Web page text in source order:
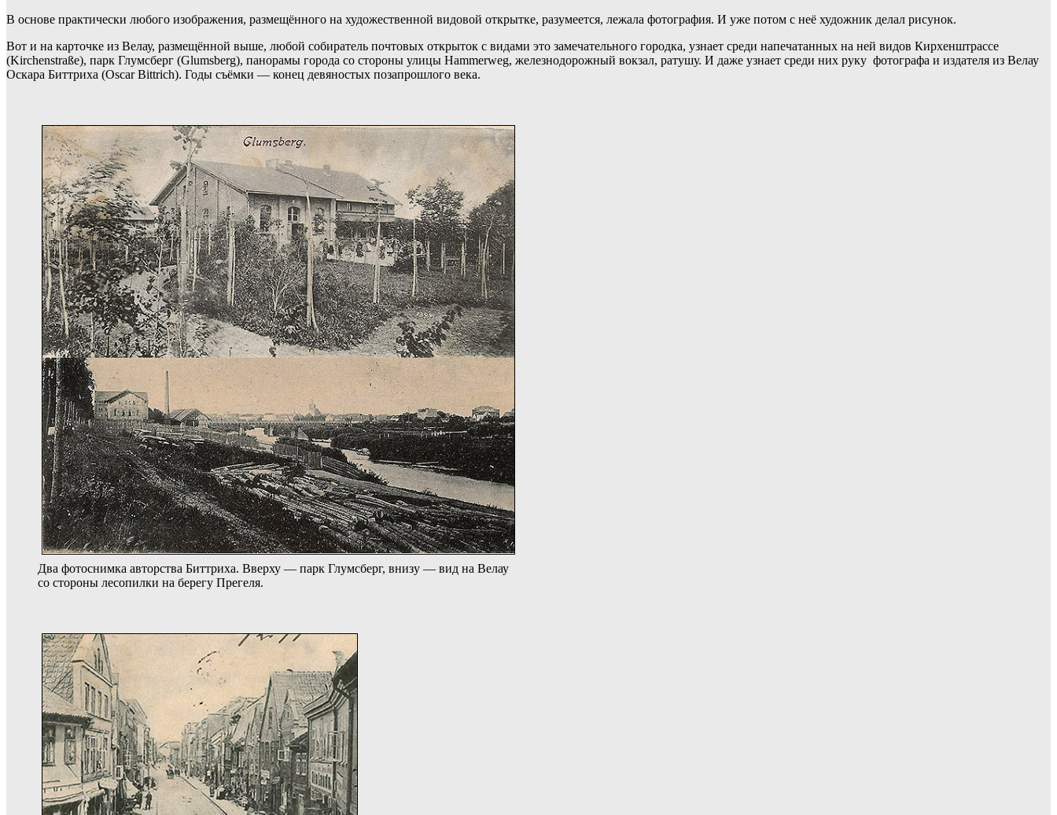
В основе практически любого изображения, размещённого на художественной видовой открытке, разумеется, лежала фотография. И уже потом с неё художник делал рисунок.
Вот и на карточке из Велау, размещённой выше, любой собиратель почтовых открыток с видами это замечательного городка, узнает среди напечатанных на ней видов Кирхенштрассе
(Kirchenstraße), парк Глумсберг (Glumsberg), панорамы города со стороны улицы Hammerweg, железнодорожный вокзал, ратушу. И даже узнает среди них руку фотографа и издателя из Велау
Оскара Биттриха (Oscar Bittrich). Годы съёмки — конец девяностых позапрошлого века.
Два фотоснимка авторства Биттриха. Вверху — парк Глумсберг, внизу — вид на Велау
со стороны лесопилки на берегу Прегеля.